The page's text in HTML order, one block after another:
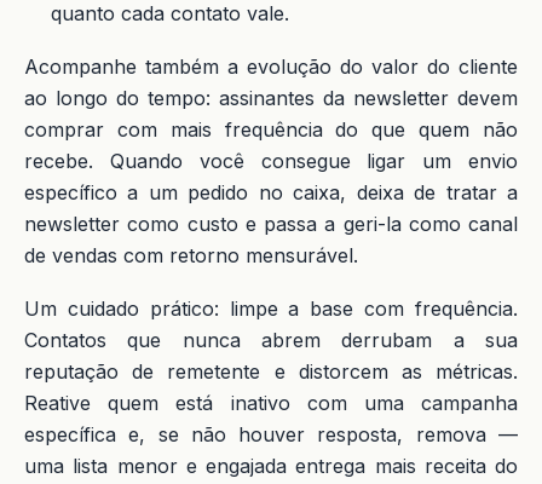
quanto cada contato vale.
Acompanhe também a evolução do valor do cliente
ao longo do tempo: assinantes da newsletter devem
comprar com mais frequência do que quem não
recebe. Quando você consegue ligar um envio
específico a um pedido no caixa, deixa de tratar a
newsletter como custo e passa a geri-la como canal
de vendas com retorno mensurável.
Um cuidado prático: limpe a base com frequência.
Contatos que nunca abrem derrubam a sua
reputação de remetente e distorcem as métricas.
Reative quem está inativo com uma campanha
específica e, se não houver resposta, remova —
uma lista menor e engajada entrega mais receita do